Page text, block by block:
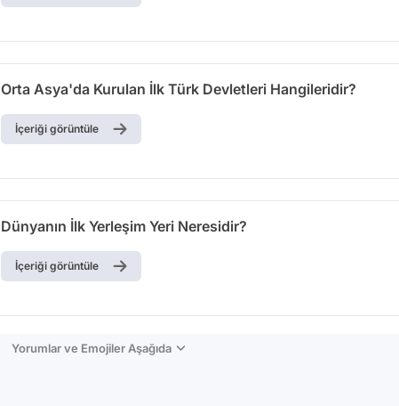
Orta Asya'da Kurulan İlk Türk Devletleri Hangileridir?
İçeriği görüntüle
Dünyanın İlk Yerleşim Yeri Neresidir?
İçeriği görüntüle
Yorumlar ve Emojiler Aşağıda